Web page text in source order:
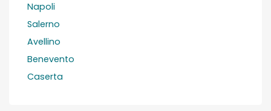
Napoli
Salerno
Avellino
Benevento
Caserta